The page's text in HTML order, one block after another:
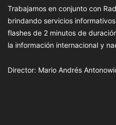
Trabajamos en conjunto con
brindando servicios
flashes de 2 minutos de
la información internacional y
Director: Mario Andrés